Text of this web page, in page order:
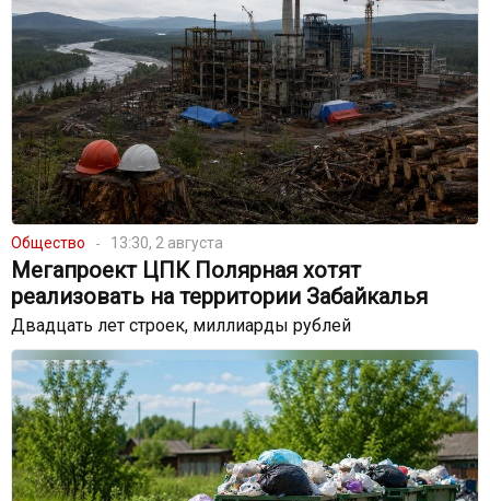
Общество 13:30, 2 августа
Мегапроект ЦПК Полярная хотят
реализовать на территории Забайкалья
Двадцать лет строек, миллиарды рублей